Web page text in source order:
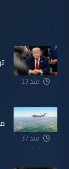
منذ 33
منذ 37
دقيقة